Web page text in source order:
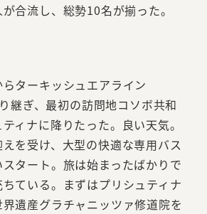
合流し、総勢10名が揃った。
ターキッシュエアライン
継ぎ、最初の訪問地コソボ共和
ィナに降りたった。良い天気。
を受け、大型の快適な専用バス
タート。旅は始まったばかりで
ている。まずはプリシュティナ
遺産グラチャニッツァ修道院を